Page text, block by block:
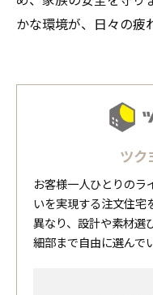
かな環境が、日々の疲
ツク
お客様一人ひとりのラ
いを実現する注文住宅
異なり、設計や素材選
細部まで自由に選んで